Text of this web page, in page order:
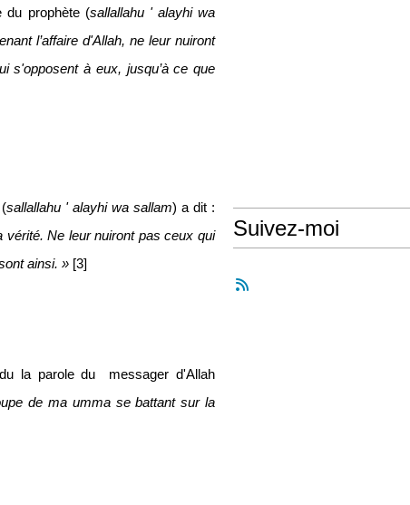
du prophète (sallallahu ' alayhi wa
l’affaire d'Allah, ne leur nuiront
s'opposent à eux, jusqu’à ce que
(sallallahu ' alayhi wa sallam) a dit :
Ne leur nuiront pas ceux qui
ainsi. » [3]
la parole du
messager d'Allah
de ma umma se battant sur la
Suivez-moi